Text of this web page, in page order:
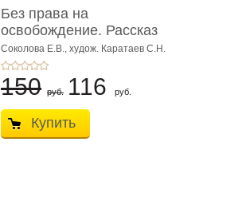
Без права на
освобождение. Рассказ
Соколова Е.В., худож. Каратаев С.Н.
150 руб. 116 руб.
Купить